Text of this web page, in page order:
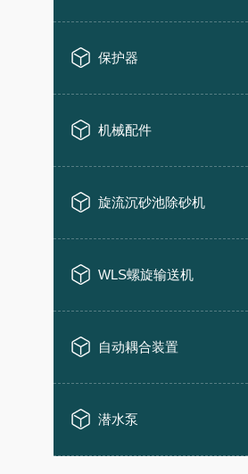
保护器
机械配件
旋流沉砂池除砂机
WLS螺旋输送机
自动耦合装置
潜水泵